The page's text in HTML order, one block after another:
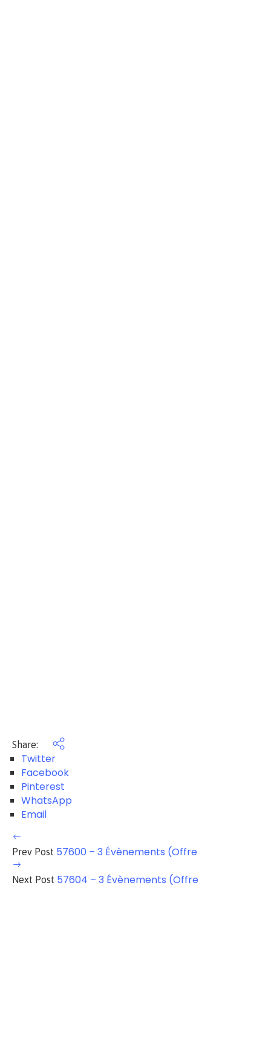
Share:
Twitter
Facebook
Pinterest
WhatsApp
Email
Prev Post 57600 – 3 Évènements (Offre
Next Post 57604 – 3 Évènements (Offre